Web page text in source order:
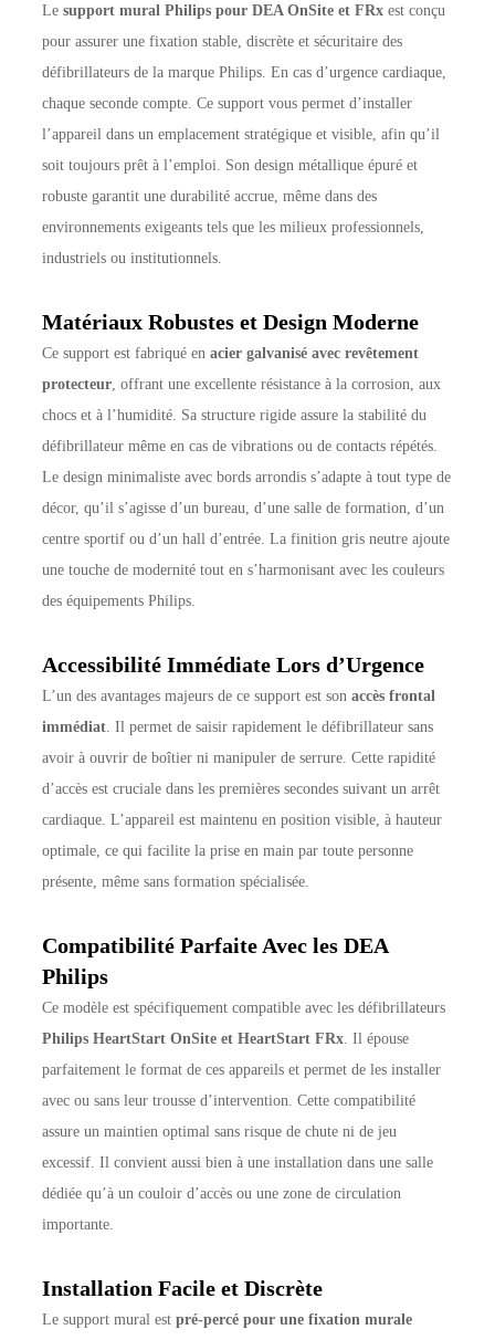
Lesupport mural Philips pour DEA OnSite et FRx est conçu
pour assurer une fixation stable, discrète et sécuritaire des
défibrillateurs de la marque Philips. En cas d’urgence cardiaque,
chaque seconde compte. Ce support vous permet d’installer
l’appareil dans un emplacement stratégique et visible, afin qu’il
soit toujours prêt à l’emploi. Son design métallique épuré et
robuste garantit une durabilité accrue, même dans des
environnements exigeants tels que les milieux professionnels,
industriels ou institutionnels.
Matériaux Robustes et Design Moderne
Ce support est fabriqué enacier galvanisé avec revêtement
protecteur , offrant une excellente résistance à la corrosion, aux
chocs et à l’humidité. Sa structure rigide assure la stabilité du
défibrillateur même en cas de vibrations ou de contacts répétés.
Le design minimaliste avec bords arrondis s’adapte à tout type de
décor, qu’il s’agisse d’un bureau, d’une salle de formation, d’un
centre sportif ou d’un hall d’entrée. La finition gris neutre ajoute
une touche de modernité tout en s’harmonisant avec les couleurs
des équipements Philips.
Accessibilité Immédiate Lors d’Urgence
L’un des avantages majeurs de ce support est sonaccès frontal
immédiat . Il permet de saisir rapidement le défibrillateur sans
avoir à ouvrir de boîtier ni manipuler de serrure. Cette rapidité
d’accès est cruciale dans les premières secondes suivant un arrêt
cardiaque. L’appareil est maintenu en position visible, à hauteur
optimale, ce qui facilite la prise en main par toute personne
présente, même sans formation spécialisée.
Compatibilité Parfaite Avec les DEA
Philips
Ce modèle est spécifiquement compatible avec les défibrillateurs
Philips HeartStart OnSite et HeartStart FRx . Il épouse
parfaitement le format de ces appareils et permet de les installer
avec ou sans leur trousse d’intervention. Cette compatibilité
assure un maintien optimal sans risque de chute ni de jeu
excessif. Il convient aussi bien à une installation dans une salle
dédiée qu’à un couloir d’accès ou une zone de circulation
importante.
Installation Facile et Discrète
Le support mural estpré-percé pour une fixation murale